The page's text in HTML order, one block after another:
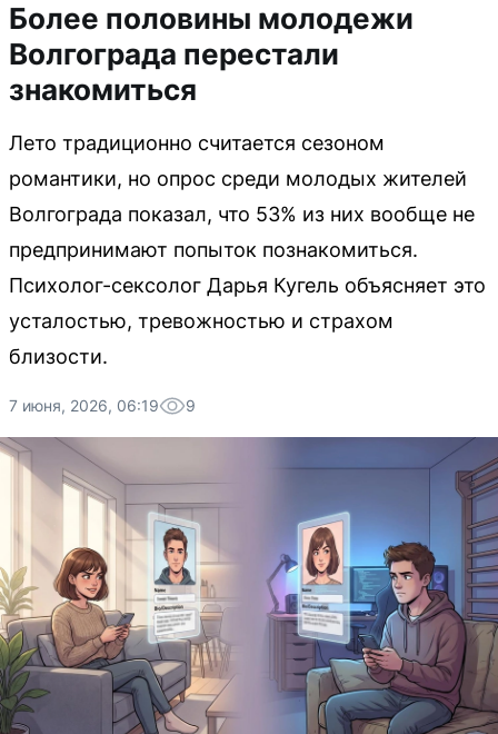
Более половины молодежи
Волгограда перестали
знакомиться
Лето традиционно считается сезоном
романтики, но опрос среди молодых жителей
Волгограда показал, что 53% из них вообще не
предпринимают попыток познакомиться.
Психолог-сексолог Дарья Кугель объясняет это
усталостью, тревожностью и страхом
близости.
7 июня, 2026, 06:19 9